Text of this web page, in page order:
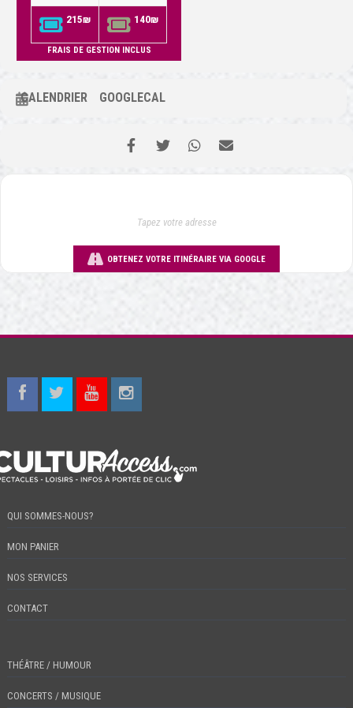
215₪ 140₪
FRAIS DE GESTION INCLUS
CALENDRIER GOOGLECAL
OBTENEZ VOTRE ITINÉRAIRE VIA GOOGLE
QUI SOMMES-NOUS?
MON PANIER
NOS SERVICES
CONTACT
THÉÂTRE / HUMOUR
CONCERTS / MUSIQUE